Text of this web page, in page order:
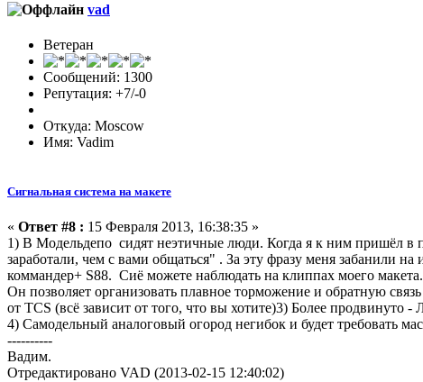
vad
Ветеран
Сообщений: 1300
Репутация: +7/-0
Откуда: Moscow
Имя: Vadim
Сигнальная система на макете
« Ответ #8 : 15 Февраля 2013, 16:38:35 »
1) В Модельдепо сидят неэтичные люди. Когда я к ним пришёл в
заработали, чем с вами общаться" . За эту фразу меня забанили
коммандер+ S88. Сиё можете наблюдать на клиппах моего макета.
Он позволяет организовать плавное торможение и обратную
от ТCS (всё зависит от того, что вы хотите)3) Более продвинуто
4) Самодельный аналоговый огород негибок и будет требовать
----------
Вадим.
Отредактировано VAD (2013-02-15 12:40:02)